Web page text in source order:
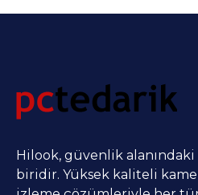
Hilook, güvenlik
biridir. Yüksek kaliteli